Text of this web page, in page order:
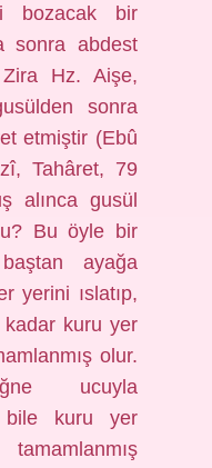
bozacak bir
sonra abdest
Hz. Aişe,
sonra
etmiştir (Ebû
Tahâret, 79
alınca gusül
Bu öyle bir
ayağa
yerini ıslatıp,
kadar kuru yer
olur.
ucuyla
bile kuru yer